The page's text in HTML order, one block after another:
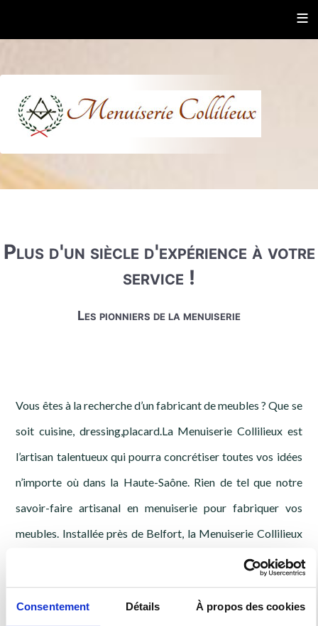
Consentement Détails À propos des cookies
≡
Plus d'un siècle d'expérience à votre
service !
Les pionniers de la menuiserie
Vous êtes à la recherche d’un fabricant de meubles ? Que se
soit cuisine, dressing,placard.La Menuiserie Collilieux est
l’artisan talentueux qui pourra concrétiser toutes vos idées
n’importe où dans la Haute-Saône. Rien de tel que notre
savoir-faire artisanal en menuiserie pour fabriquer vos
meubles. Installée près de Belfort, la Menuiserie Collilieux
met à votre disposition une équipe performante et
expérimentée.